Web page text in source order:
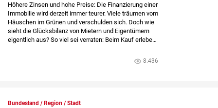
Höhere Zinsen und hohe Preise: Die Finanzierung einer
Immobilie wird derzeit immer teurer. Viele träumen vom
Häuschen im Grünen und verschulden sich. Doch wie
sieht die Glücksbilanz von Mietern und Eigentümern
eigentlich aus? So viel sei verraten: Beim Kauf erleben
8.436
Bundesland / Region / Stadt